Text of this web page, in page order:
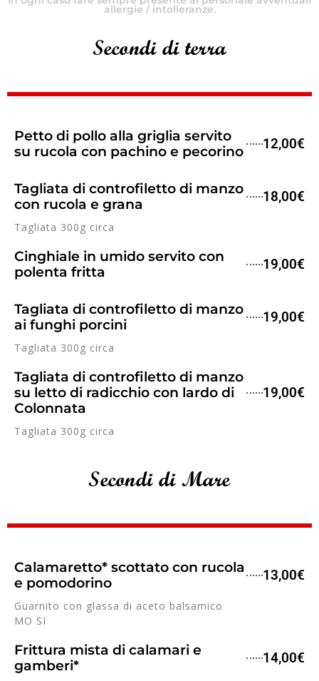
allergie / intolleranze.
Secondi di terra
Petto di pollo alla griglia servito
su rucola con pachino e pecorino
12,00€
Tagliata di controfiletto di manzo
con rucola e grana
18,00€
Tagliata 300g circa
Cinghiale in umido servito con
polenta fritta
19,00€
Tagliata di controfiletto di manzo
ai funghi porcini
19,00€
Tagliata 300g circa
Tagliata di controfiletto di manzo
su letto di radicchio con lardo di
Colonnata
19,00€
Tagliata 300g circa
Secondi di Mare
Calamaretto* scottato con rucola
e pomodorino
13,00€
Guarnito con glassa di aceto balsamico
MO SI
Frittura mista di calamari e
gamberi*
14,00€